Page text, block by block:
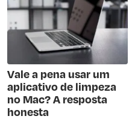
Vale a pena usar um
aplicativo de limpeza
no Mac? A resposta
honesta